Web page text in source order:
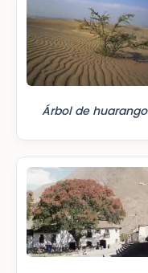
Árbol de huarango